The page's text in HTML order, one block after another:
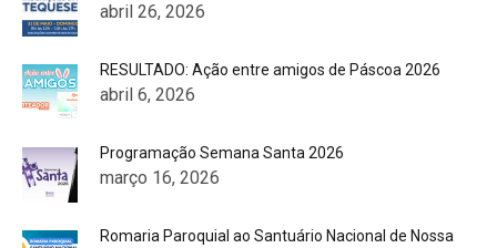
abril 26, 2026
RESULTADO: Ação entre amigos de Páscoa 2026
abril 6, 2026
Programação Semana Santa 2026
março 16, 2026
Romaria Paroquial ao Santuário Nacional de Nossa